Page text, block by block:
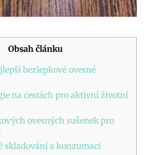
Obsah článku
bezlepkové ovesné
na cestách pro aktivní životní
ovesných sušenek pro
skladování a konzumaci